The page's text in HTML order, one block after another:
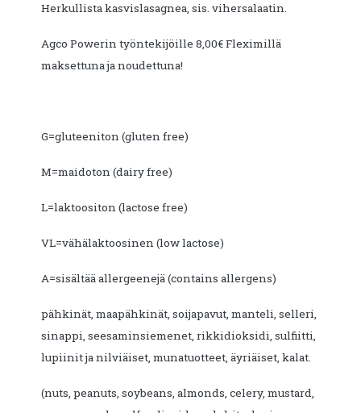
Herkullista kasvislasagnea, sis. vihersalaatin.
Agco Powerin työntekijöille 8,00€ Fleximillä
maksettuna ja noudettuna!
G=gluteeniton (gluten free)
M=maidoton (dairy free)
L=laktoositon (lactose free)
VL=vähälaktoosinen (low lactose)
A=sisältää allergeenejä (contains allergens)
pähkinät, maapähkinät, soijapavut, manteli, selleri,
sinappi, seesaminsiemenet, rikkidioksidi, sulfiitti,
lupiinit ja nilviäiset, munatuotteet, äyriäiset, kalat.
(nuts, peanuts, soybeans, almonds, celery, mustard,